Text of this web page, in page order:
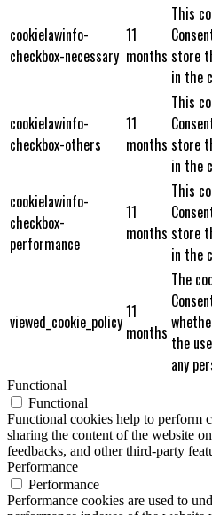
cookielawinfo-
checkbox-necessary
11
months
This
store
in the
cookielawinfo-
checkbox-others
11
months
This
store
in the
cookielawinfo-
checkbox-
performance
11
months
This
store
in the
viewed_cookie_policy11
months
The
the
any
Functional
Functional
Functional cookies help to perform
sharing the content of the website
feedbacks, and other third-party
Performance
Performance
Performance cookies are used to